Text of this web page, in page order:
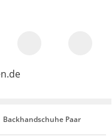
Backhandschuhe Paar